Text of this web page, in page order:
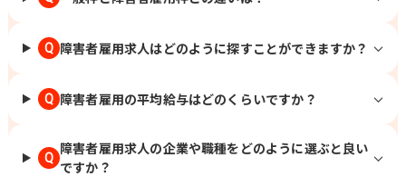
Q 障害者雇用求人はどのように探すことができますか？
Q 障害者雇用の平均給与はどのくらいですか？
Q
障害者雇用求人の企業や職種をどのように選ぶと良い
ですか？